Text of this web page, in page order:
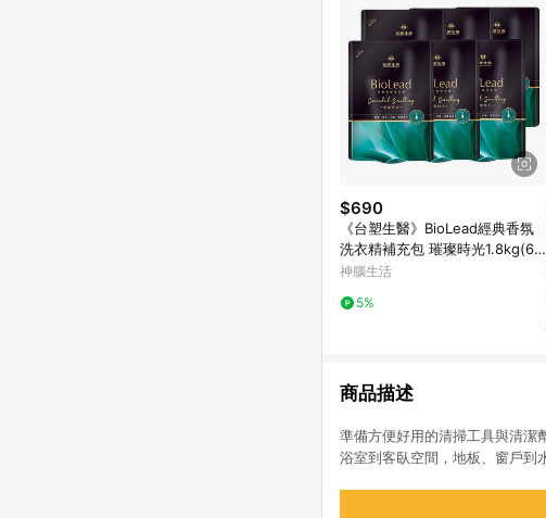
$690
《台塑生醫》BioLead經典香氛
洗衣精補充包 璀璨時光1.8kg(6
包入)
神腦生活
5%
商品描述
準備方便好用的清掃工具與清潔
浴室到客臥空間，地板、窗戶到